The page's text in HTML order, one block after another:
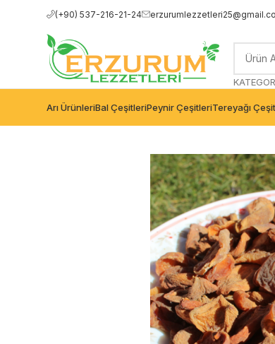
(+90) 537-216-21-24
Arı ÜrünleriBal ÇeşitleriPeynir ÇeşitleriTereyağı